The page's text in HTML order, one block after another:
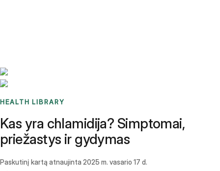
HEALTH LIBRARY
Kas yra chlamidija? Simptomai,
priežastys ir gydymas
Paskutinį kartą atnaujinta 2025 m. vasario 17 d.